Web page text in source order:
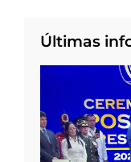
Últimas